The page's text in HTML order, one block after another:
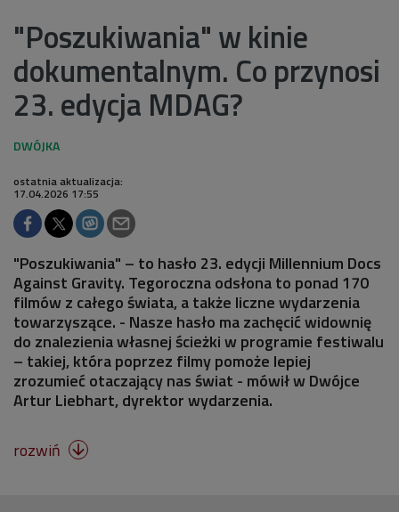
"Poszukiwania" w kinie
dokumentalnym. Co przynosi
23. edycja MDAG?
ostatnia aktualizacja:
17.04.2026 17:55
"Poszukiwania" – to hasło 23. edycji Millennium Docs
Against Gravity. Tegoroczna odsłona to ponad 170
filmów z całego świata, a także liczne wydarzenia
towarzyszące. - Nasze hasło ma zachęcić widownię
do znalezienia własnej ścieżki w programie festiwalu
– takiej, która poprzez filmy pomoże lepiej
zrozumieć otaczający nas świat - mówił w Dwójce
Artur Liebhart, dyrektor wydarzenia.
rozwiń 